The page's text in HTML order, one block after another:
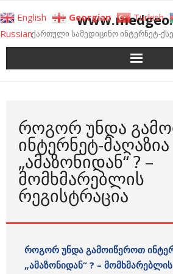
to
contentქართული სამედიცინო ინტერნეტ-
ᲠᲝᲒᲝᲠ ᲣᲜᲓᲐ
ᲘᲜᲢᲔᲠᲜᲔᲢ-ᲛᲐᲦᲐᲖᲘᲐ
„ᲐᲛᲐᲖᲝᲜᲘᲓᲐᲜ“ ? –
ᲛᲝᲛᲮᲛᲐᲠᲔᲑᲚᲘᲡ
ᲠᲔᲒᲘᲡᲢᲠᲐᲪᲘᲐ
როგორ უნდა გამოიწეროთ
„ამაზონიდან“ ? –
English Georgian Turkish
Russian